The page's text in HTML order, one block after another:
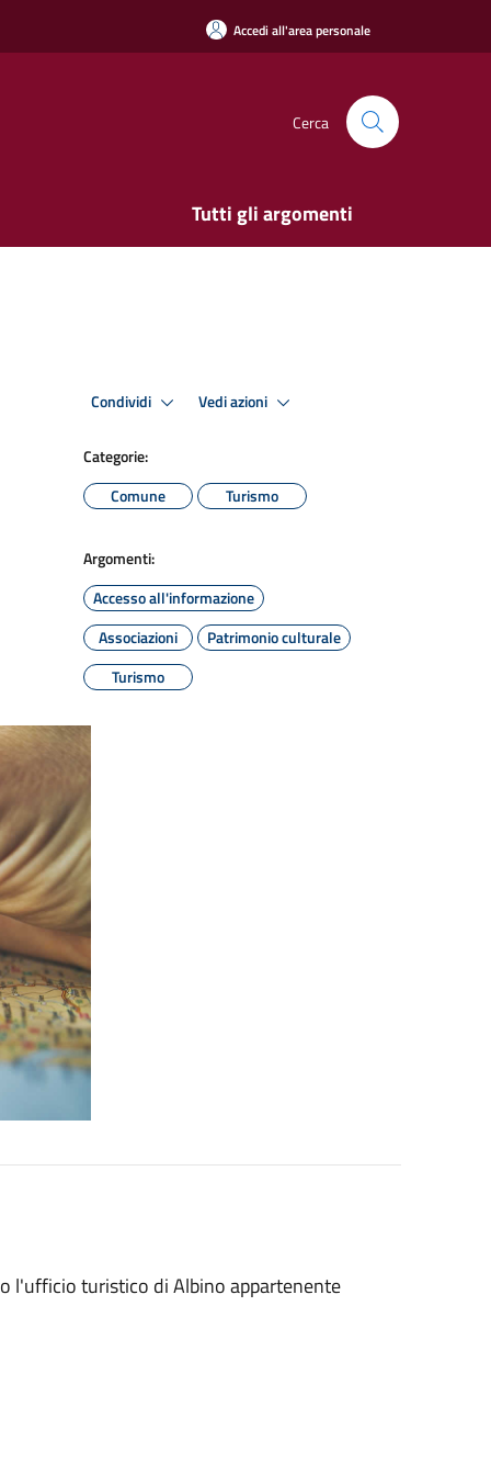
Accedi all'area personale
Cerca
Tutti gli argomenti
Condividi Vedi azioni
Categorie:
Comune
Turismo
Argomenti:
Accesso all'informazione
Associazioni
Patrimonio culturale
Turismo
l'ufficio turistico di Albino appartenente